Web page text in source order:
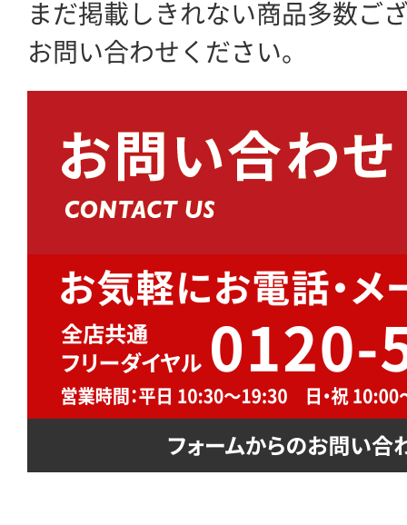
まだ掲載しきれない商品多数ご
お問い合わせください。